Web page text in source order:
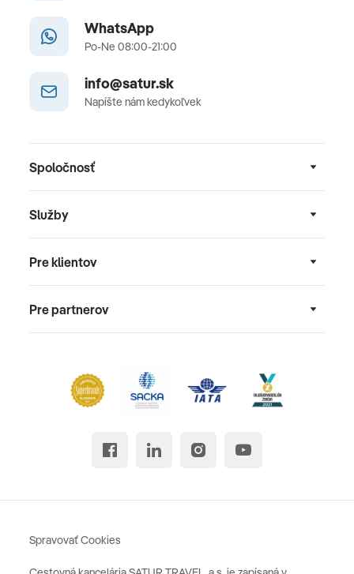
WhatsApp
Po-Ne 08:00-21:00
info@satur.sk
Napíšte nám kedykoľvek
Spoločnosť
Služby
Pre klientov
Pre partnerov
Spravovať Cookies